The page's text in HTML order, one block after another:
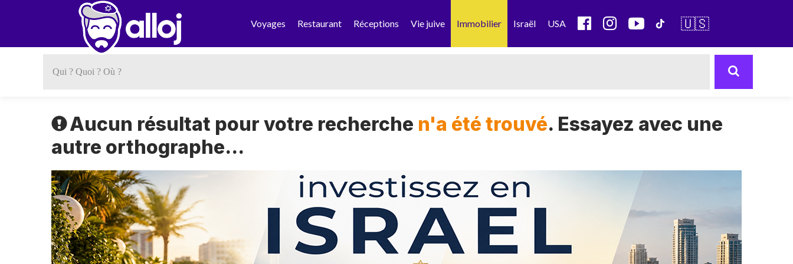
Voyages Restaurant Réceptions Vie juive Immobilier Israël USA 🇺🇸
Aucun résultat pour votre recherche n'a été trouvé. Essayez avec une
autre orthographe...
Previous